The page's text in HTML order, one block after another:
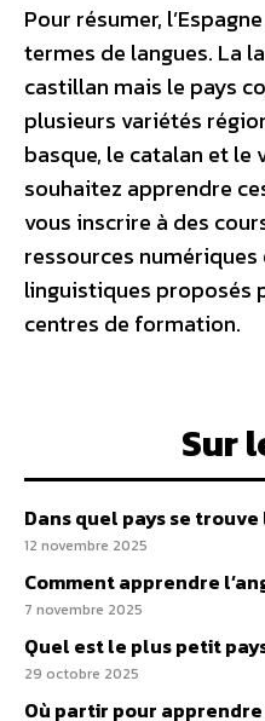
Pour résumer,
termes de langues. La
castillan mais le pays
plusieurs variétés
basque, le catalan et le
souhaitez apprendre
vous inscrire à des
ressources
linguistiques proposés
centres de formation.
Sur
Dans quel pays se
12 novembre 2025
Comment apprendre
7 novembre 2025
Quel est le plus petit
29 octobre 2025
Où partir pour